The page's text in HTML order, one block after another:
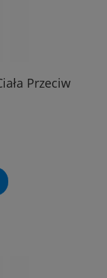
Przeciw